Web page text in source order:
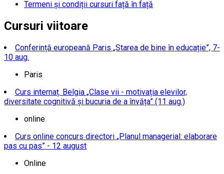
Termeni și condiții cursuri față în față
Cursuri viitoare
Conferință europeană Paris „Starea de bine în educație”, 7-
10 aug.
Paris
Curs internaț. Belgia „Clase vii - motivația elevilor,
diversitate cognitivă și bucuria de a învăța” (11 aug.)
online
Curs online concurs directori „Planul managerial: elaborare
pas cu pas” - 12 august
Online